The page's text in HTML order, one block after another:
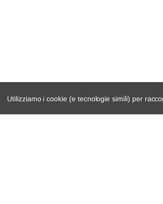
Utilizziamo i cookie (e tecnologie simili) per